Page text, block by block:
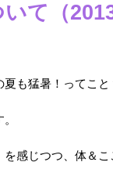
て（2013
も猛暑！ってこと
感じつつ、体＆こ